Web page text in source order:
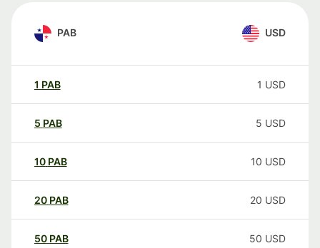
PAB USD
1 PAB 1 USD
5 PAB 5 USD
10 PAB 10 USD
20 PAB 20 USD
50 PAB 50 USD